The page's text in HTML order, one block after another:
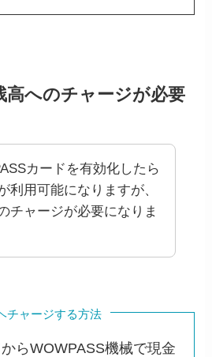
高へのチャージが必要
カードを有効化したら
利用可能になりますが、
チャージが必要になりま
チャージする方法
らWOWPASS機械で現金